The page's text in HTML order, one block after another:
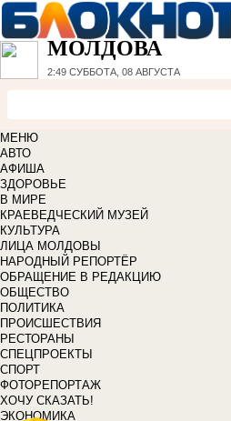
МОЛДОВА
2:49 СУББОТА, 08 АВГУСТА
МЕНЮ
АВТО
АФИША
ЗДОРОВЬЕ
В МИРЕ
КРАЕВЕДЧЕСКИЙ МУЗЕЙ
КУЛЬТУРА
ЛИЦА МОЛДОВЫ
НАРОДНЫЙ РЕПОРТЁР
ОБРАЩЕНИЕ В РЕДАКЦИЮ
ОБЩЕСТВО
ПОЛИТИКА
ПРОИСШЕСТВИЯ
РЕСТОРАНЫ
СПЕЦПРОЕКТЫ
СПОРТ
ФОТОРЕПОРТАЖ
ХОЧУ СКАЗАТЬ!
ЭКОНОМИКА